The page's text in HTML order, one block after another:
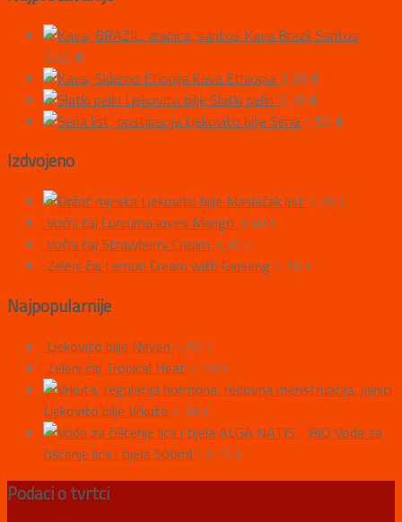
Kava Brazil Santos
3,40 €
Kava Ethiopia 3,20 €
Ljekovito bilje Slatki pelin 3,70 €
Ljekovito bilje Sena 1,50 €
Izdvojeno
Ljekovito bilje Maslačak list 2,20 €
Voćni čaj Curcuma loves Mango 3,40 €
Voćni čaj Strawberry Cream 3,30 €
Zeleni čaj Lemon Cream with Ginseng 4,70 €
Najpopularnije
Ljekovito bilje Neven 1,99 €
Zeleni čaj Tropical Heat 4,10 €
Ljekovito bilje Vrkuta 2,30 €
ALGA NATIS - BIO Voda za
čišćenje lica i tijela 500ml 11,15 €
Podaci o tvrtci